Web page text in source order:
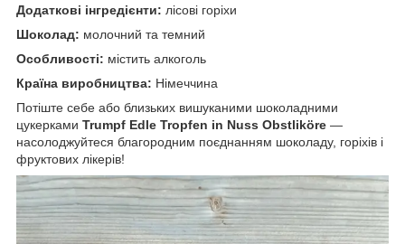
Додаткові інгредієнти: лісові горіхи
Шоколад: молочний та темний
Особливості: містить алкоголь
Країна виробництва: Німеччина
Потіште себе або близьких вишуканими шоколадними
цукерками Trumpf Edle Tropfen in Nuss Obstliköre —
насолоджуйтеся благородним поєднанням шоколаду, горіхів і
фруктових лікерів!